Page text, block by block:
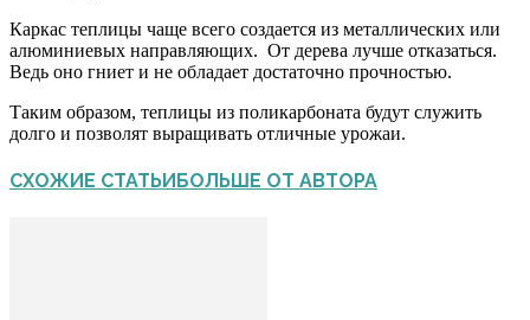
Каркас теплицы чаще всего создается из металлических или
алюминиевых направляющих. От дерева лучше отказаться.
Ведь оно гниет и не обладает достаточно прочностью.
Таким образом, теплицы из поликарбоната будут служить
долго и позволят выращивать отличные урожаи.
СХОЖИЕ СТАТЬИБОЛЬШЕ ОТ АВТОРА